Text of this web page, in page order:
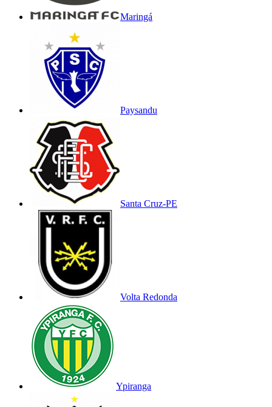
Maringá
Paysandu
Santa Cruz-PE
Volta Redonda
Ypiranga